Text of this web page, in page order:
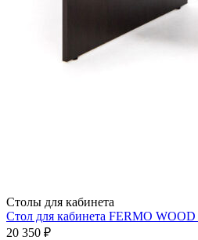
Столы для кабинета
Стол для кабинета FERMO
20 350 ₽